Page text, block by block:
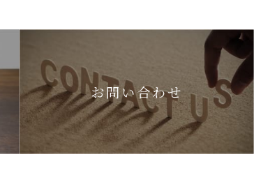
お問い合わせ